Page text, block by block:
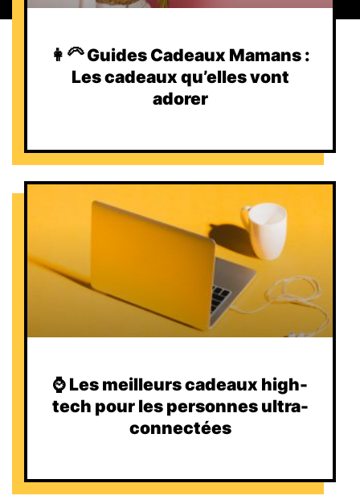
👩‍🦳 Guides Cadeaux Mamans :
Les cadeaux qu’elles vont
adorer
⌚️ Les meilleurs cadeaux high-
tech pour les personnes ultra-
connectées